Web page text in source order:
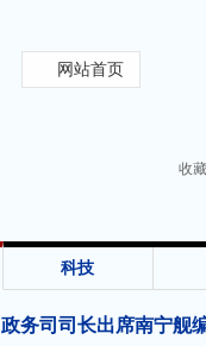
网站首页
收
科技
政务司司长出席南宁舰